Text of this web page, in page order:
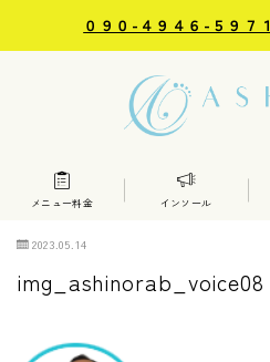
０９０-４９４６-５９７１
インソール 世界の足部矯正具
巻き爪矯正
メニュー料金 インソール
2023.05.14
img_ashinorab_voice08